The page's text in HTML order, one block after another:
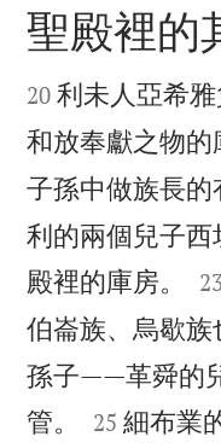

聖殿裡的

20 利未人亞希
和放奉獻之物的
子孫中做族長的
利的兩個兒子
殿裡的庫房。

伯崙族、烏歇族
孫子——革舜的
管。


25 細布業